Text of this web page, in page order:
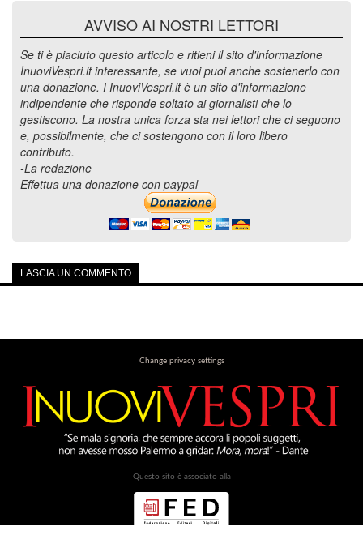
AVVISO AI NOSTRI LETTORI
Se ti è piaciuto questo articolo e ritieni il sito d'informazione
InuoviVespri.it interessante, se vuoi puoi anche sostenerlo con
una donazione. I InuoviVespri.it è un sito d'informazione
indipendente che risponde soltato ai giornalisti che lo
gestiscono. La nostra unica forza sta nei lettori che ci seguono
e, possibilmente, che ci sostengono con il loro libero
contributo.
-La redazione
Effettua una donazione con paypal
LASCIA UN COMMENTO
Change privacy settings
Questo sito è associato alla